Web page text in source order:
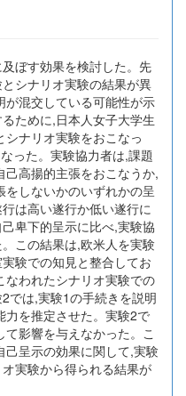
ぼす効果を検討した。先
シナリオ実験の結果が異
が混交している可能性が示
ために,日本人女子大学生
ナリオ実験をおこなっ
った。実験協力者は,課題
高揚的主張をおこなうか,
をしないかのいずれかの呈
は高い遂行か低い遂行に
卑下的呈示に比べ,実験協
この結果は,欧米人を実験
験での知見と整合してお
なわれたシナリオ実験での
では,実験1の手続きを説明
力を推定させた。実験2で
影響を与えなかった。こ
呈示の効果に関して,実験
実験から得られる結果が